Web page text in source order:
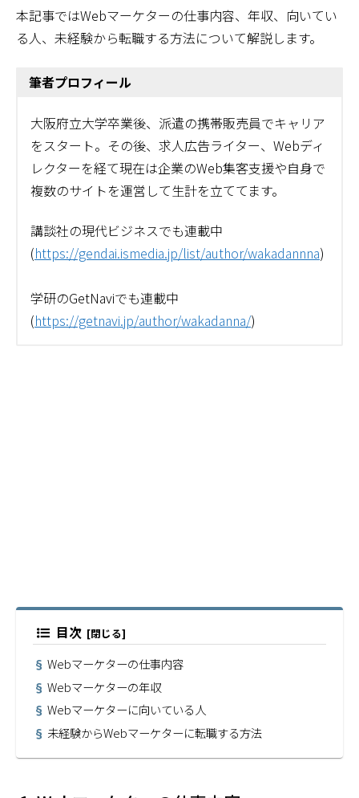
本記事ではWebマーケターの仕事内容、年収、向いてい
る人、未経験から転職する方法について解説します。
筆者プロフィール
大阪府立大学卒業後、派遣の携帯販売員でキャリア
をスタート。その後、求人広告ライター、Webディ
レクターを経て現在は企業のWeb集客支援や自身で
複数のサイトを運営して生計を立ててます。
講談社の現代ビジネスでも連載中
(https://gendai.ismedia.jp/list/author/wakadannna)
学研のGetNaviでも連載中
(https://getnavi.jp/author/wakadanna/)
目次
Webマーケターの仕事内容
Webマーケターの年収
Webマーケターに向いている人
未経験からWebマーケターに転職する方法